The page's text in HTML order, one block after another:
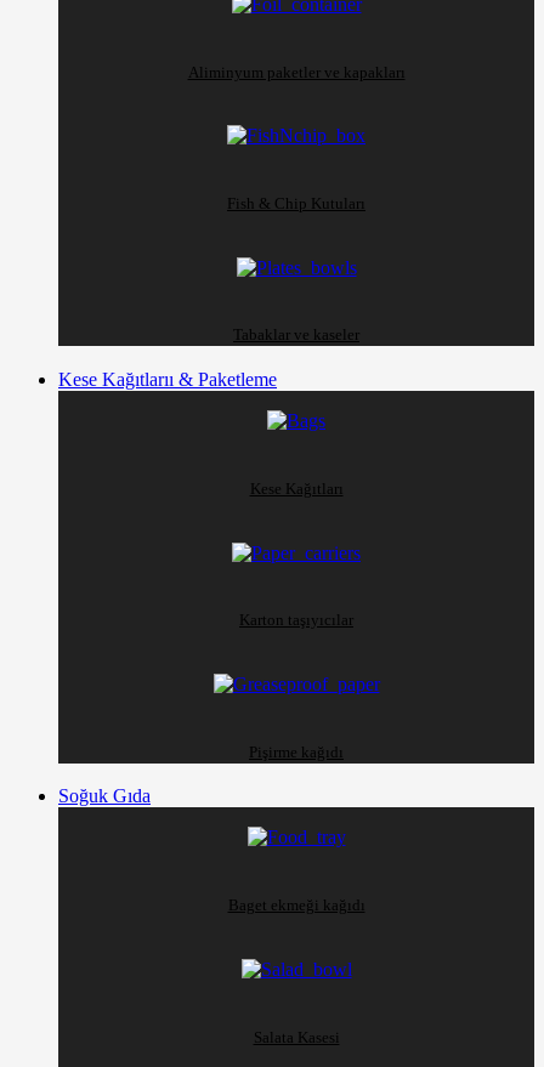
Aliminyum paketler ve kapakları
Fish & Chip Kutuları
Tabaklar ve kaseler
Kese Kağıtlarıı & Paketleme
Kese Kağıtları
Karton taşıyıcılar
Pişirme kağıdı
Soğuk Gıda
Baget ekmeği kağıdı
Salata Kasesi